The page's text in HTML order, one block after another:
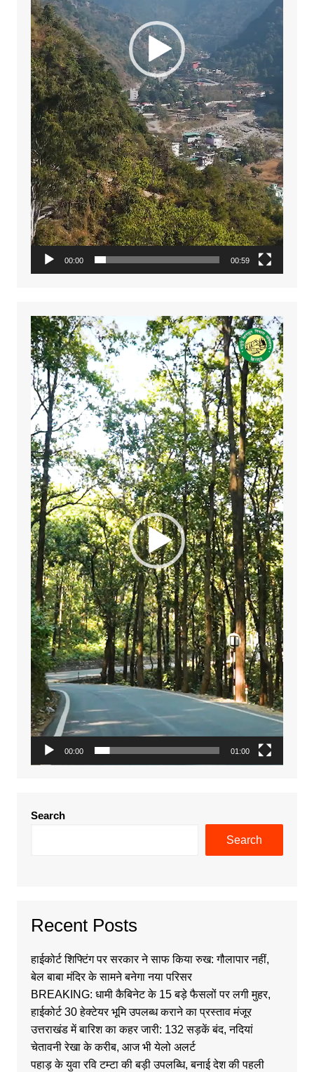
00:00 00:59
Video
Player
00:00 01:00
Search
Search
Recent Posts
हाईकोर्ट शिफ्टिंग पर सरकार ने साफ किया रुख: गौलापार नहीं,
बेल बाबा मंदिर के सामने बनेगा नया परिसर
BREAKING: धामी कैबिनेट के 15 बड़े फैसलों पर लगी मुहर,
हाईकोर्ट 30 हेक्टेयर भूमि उपलब्ध कराने का प्रस्ताव मंजूर
उत्तराखंड में बारिश का कहर जारी: 132 सड़कें बंद, नदियां
चेतावनी रेखा के करीब, आज भी येलो अलर्ट
पहाड़ के युवा रवि टम्टा की बड़ी उपलब्धि, बनाई देश की पहली